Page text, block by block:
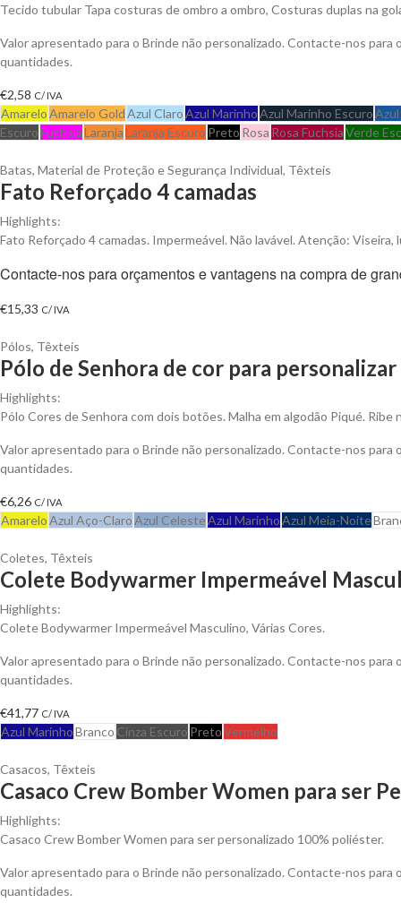
Tecido tubular Tapa costuras de ombro a ombro, Costuras duplas na
Valor apresentado para o Brinde não personalizado. Contacte-nos
quantidades.
€2,58 C/ IVA
AmareloAmarelo GoldAzul ClaroAzul MarinhoAzul Marinho Escuro
EscuroFuchsiaLaranjaLaranja Escuro Preto Rosa Rosa FuchsiaVerde
Batas, Material de Proteção e Segurança Individual, Têxteis
Fato Reforçado 4 camadas
Highlights:
Fato Reforçado 4 camadas. Impermeável. Não lavável. Atenção:
Contacte-nos para orçamentos e vantagens na compra de
€15,33 C/ IVA
Pólos, Têxteis
Pólo de Senhora de cor para personalizar
Highlights:
Pólo Cores de Senhora com dois botões. Malha em algodão Piqué.
Valor apresentado para o Brinde não personalizado. Contacte-nos
quantidades.
€6,26 C/ IVA
AmareloAzul Aço-ClaroAzul CelesteAzul MarinhoAzul Meia-Noite
Coletes, Têxteis
Colete Bodywarmer Impermeável
Highlights:
Colete Bodywarmer Impermeável Masculino, Várias Cores.
Valor apresentado para o Brinde não personalizado. Contacte-nos
quantidades.
€41,77 C/ IVA
Azul MarinhoBranco Cinza Escuro PretoVermelho
Casacos, Têxteis
Casaco Crew Bomber Women para ser
Highlights:
Casaco Crew Bomber Women para ser personalizado 100% poliéster.
Valor apresentado para o Brinde não personalizado. Contacte-nos
quantidades.